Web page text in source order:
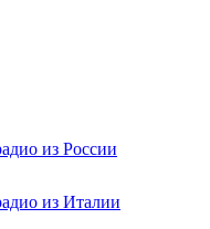
из России
из Италии